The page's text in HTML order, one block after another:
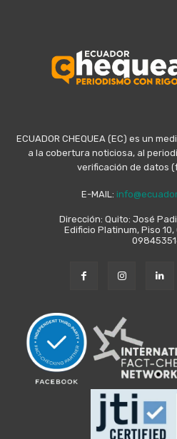
ECUADOR CHEQUEA (EC) es un
a la cobertura noticiosa, al
verificación de datos
E-MAIL:
Dirección: Quito: José
Edificio Platinum, Piso 10,